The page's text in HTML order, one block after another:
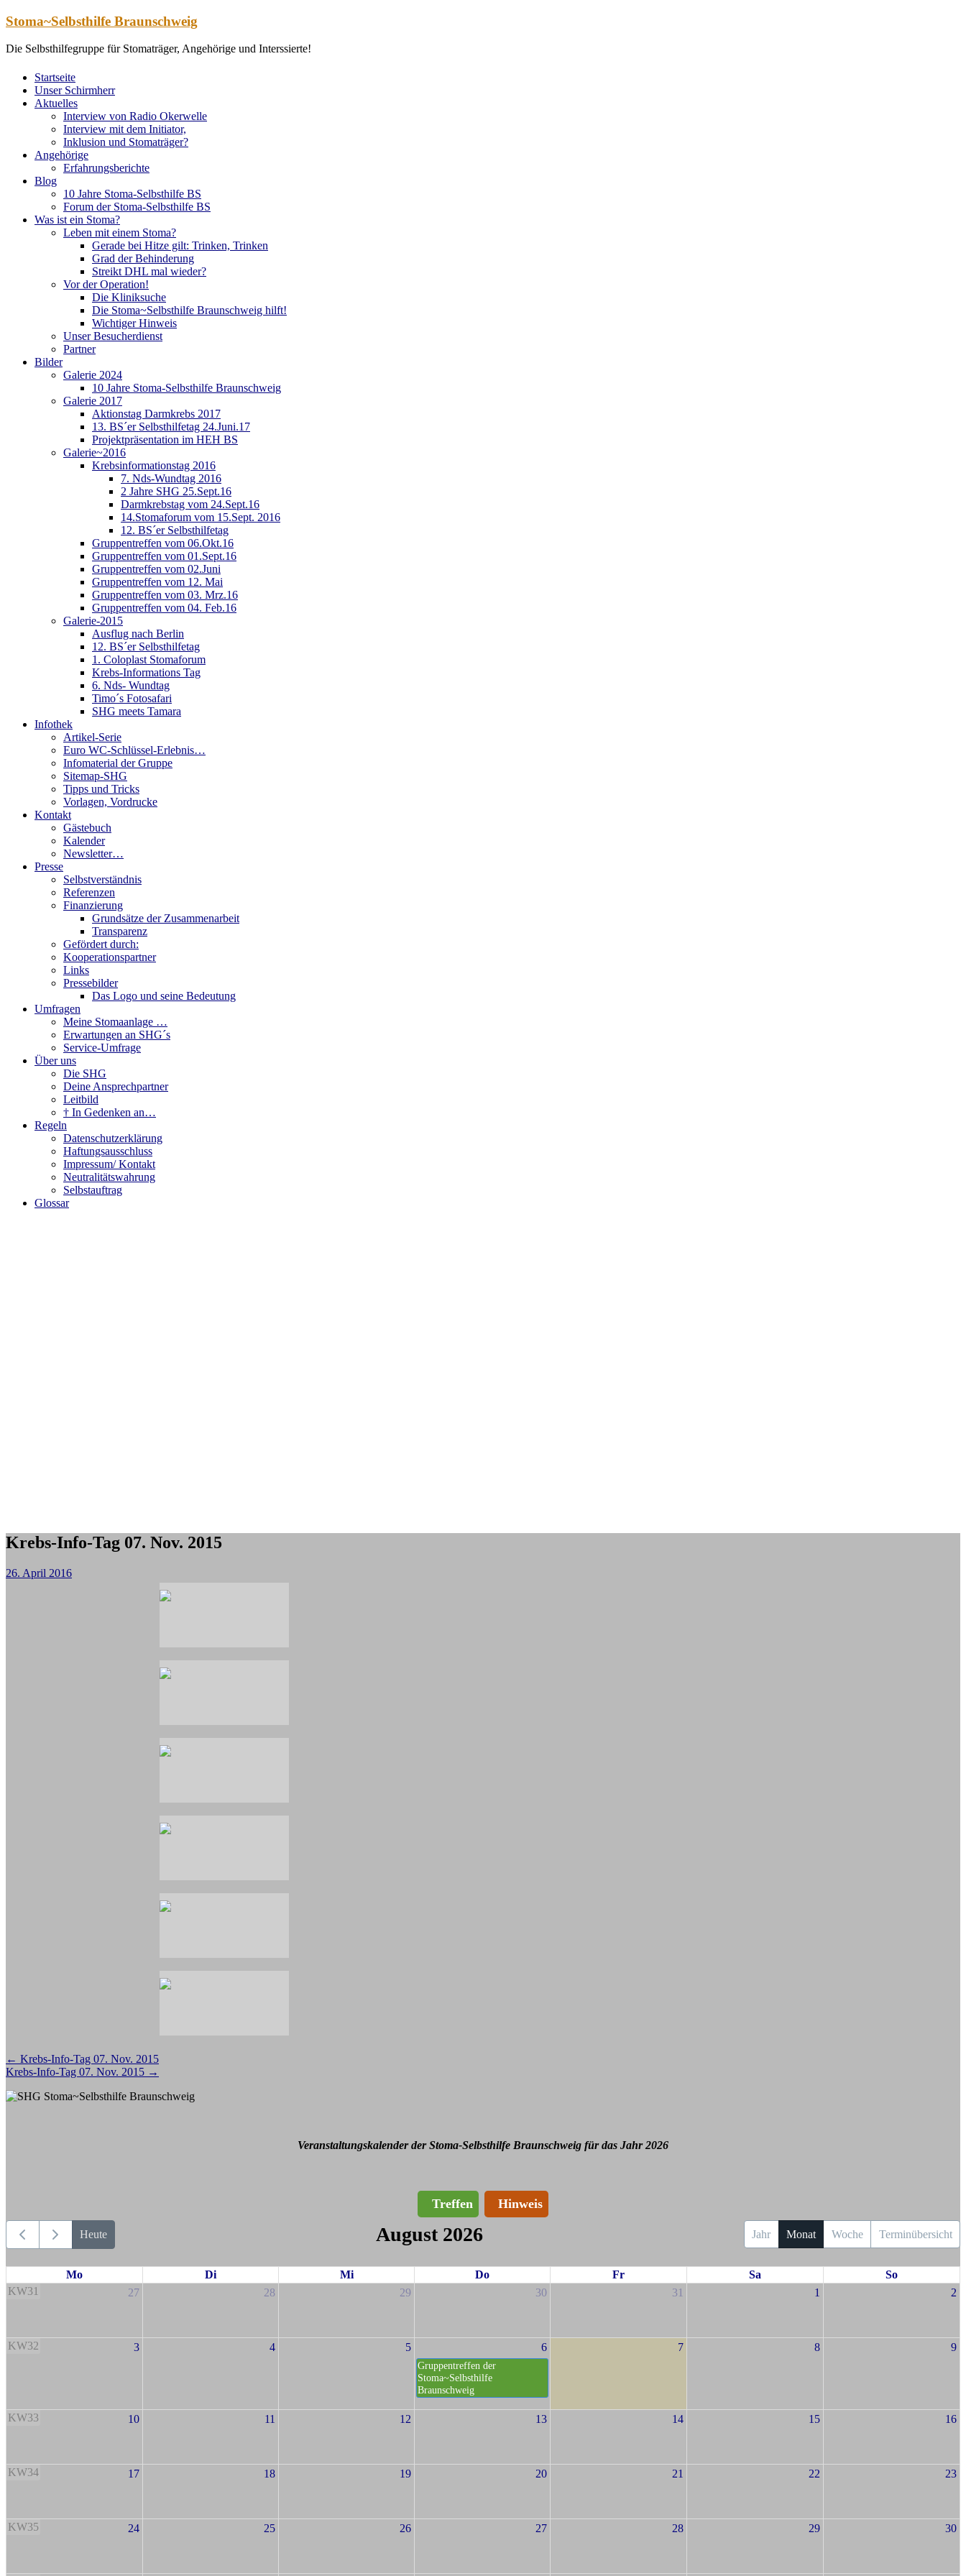
Zum
springen
Stoma~Selbsthilfe Braunschweig
Die Selbsthilfegruppe für Stomaträger, Angehörige und Interssierte!
Startseite
Unser Schirmherr
Aktuelles
Interview von Radio Okerwelle
Interview mit dem Initiator,
Inklusion und Stomaträger?
Angehörige
Erfahrungsberichte
Blog
10 Jahre Stoma-Selbsthilfe BS
Forum der Stoma-Selbsthilfe BS
Was ist ein Stoma?
Leben mit einem Stoma?
Gerade bei Hitze gilt: Trinken, Trinken
Grad der Behinderung
Streikt DHL mal wieder?
Vor der Operation!
Die Kliniksuche
Die Stoma~Selbsthilfe Braunschweig hilft!
Wichtiger Hinweis
Unser Besucherdienst
Partner
Bilder
Galerie 2024
10 Jahre Stoma-Selbsthilfe Braunschweig
Galerie 2017
Aktionstag Darmkrebs 2017
13. BS´er Selbsthilfetag 24.Juni.17
Projektpräsentation im HEH BS
Galerie~2016
Krebsinformationstag 2016
7. Nds-Wundtag 2016
2 Jahre SHG 25.Sept.16
Darmkrebstag vom 24.Sept.16
14.Stomaforum vom 15.Sept. 2016
12. BS´er Selbsthilfetag
Gruppentreffen vom 06.Okt.16
Gruppentreffen vom 01.Sept.16
Gruppentreffen vom 02.Juni
Gruppentreffen vom 12. Mai
Gruppentreffen vom 03. Mrz.16
Gruppentreffen vom 04. Feb.16
Galerie-2015
Ausflug nach Berlin
12. BS´er Selbsthilfetag
1. Coloplast Stomaforum
Krebs-Informations Tag
6. Nds- Wundtag
Timo´s Fotosafari
SHG meets Tamara
Infothek
Artikel-Serie
Euro WC-Schlüssel-Erlebnis…
Infomaterial der Gruppe
Sitemap-SHG
Tipps und Tricks
Vorlagen, Vordrucke
Kontakt
Gästebuch
Kalender
Newsletter…
Presse
Selbstverständnis
Referenzen
Finanzierung
Grundsätze der Zusammenarbeit
Transparenz
Gefördert durch:
Kooperationspartner
Links
Pressebilder
Das Logo und seine Bedeutung
Umfragen
Meine Stomaanlage …
Erwartungen an SHG´s
Service-Umfrage
Über uns
Die SHG
Deine Ansprechpartner
Leitbild
† In Gedenken an…
Regeln
Datenschutzerklärung
Haftungsausschluss
Impressum/ Kontakt
Neutralitätswahrung
Selbstauftrag
Glossar
Krebs-Info-Tag 07. Nov. 2015
26. April 2016
Beitragsnavigation
← Krebs-Info-Tag 07. Nov. 2015
Krebs-Info-Tag 07. Nov. 2015 →
Veranstaltungskalender der Stoma-Selbsthilfe Braunschweig für das Jahr 2026
Treffen Hinweis
Heute August 2026 Jahr Monat Woche Terminübersicht
Mo Di Mi Do Fr Sa
So
KW31
27 28 29 30 31 1 2
KW32 3 4 5 6
Gruppentreffen der
Stoma~Selbsthilfe
Braunschweig
7 8 9
KW33 10 11 12 13 14 15 16
KW34 17 18 19 20 21 22 23
KW35 24 25 26 27 28 29 30